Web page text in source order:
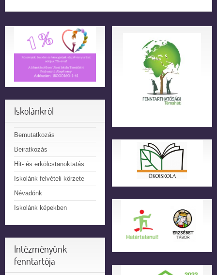
Iskolánkról
Bemutatkozás
Beiratkozás
Hit- és erkölcstanoktatás
Iskolánk felvételi körzete
Névadónk
Iskolánk képekben
Intézményünk
fenntartója